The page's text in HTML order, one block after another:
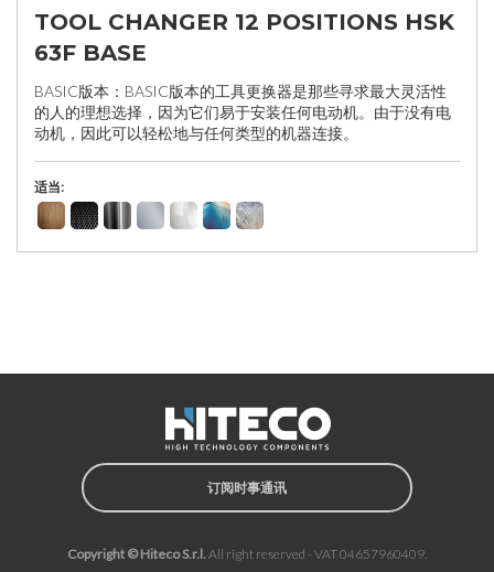
TOOL CHANGER 12 POSITIONS HSK
63F BASE
BASIC版本：BASIC版本的工具更换器是那些寻求最大灵活性
的人的理想选择，因为它们易于安装任何电动机。由于没有电
动机，因此可以轻松地与任何类型的机器连接。
适当:
订阅时事通讯
Copyright © Hiteco S.r.l.All right reserved - VAT 04657960409.